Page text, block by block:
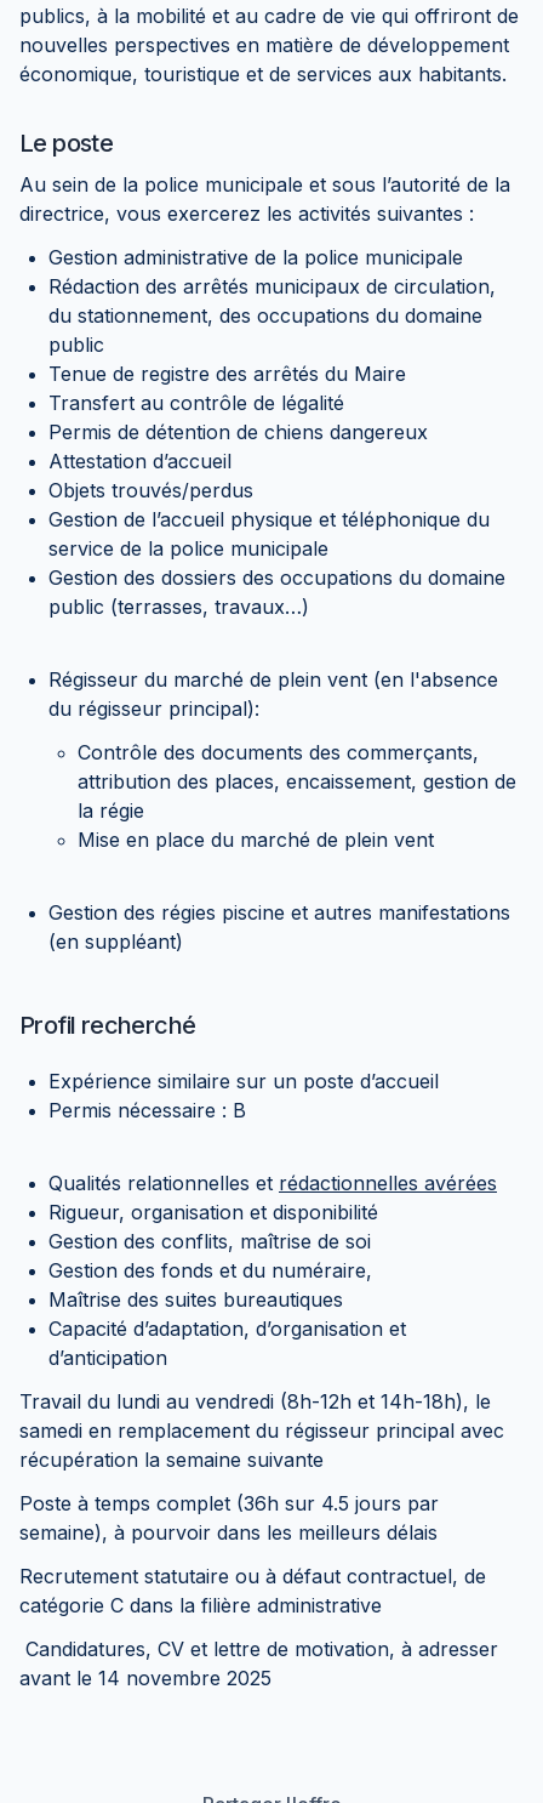
publics, à la mobilité et au cadre de vie qui offriront de
nouvelles perspectives en matière de développement
économique, touristique et de services aux habitants.
Le poste
Au sein de la police municipale et sous l’autorité de la
directrice, vous exercerez les activités suivantes :
Gestion administrative de la police municipale
Rédaction des arrêtés municipaux de circulation,
du stationnement, des occupations du domaine
public
Tenue de registre des arrêtés du Maire
Transfert au contrôle de légalité
Permis de détention de chiens dangereux
Attestation d’accueil
Objets trouvés/perdus
Gestion de l’accueil physique et téléphonique du
service de la police municipale
Gestion des dossiers des occupations du domaine
public (terrasses, travaux…)
Régisseur du marché de plein vent (en l'absence
du régisseur principal):
Contrôle des documents des commerçants,
attribution des places, encaissement, gestion de
la régie
Mise en place du marché de plein vent
Gestion des régies piscine et autres manifestations
(en suppléant)
Profil recherché
Expérience similaire sur un poste d’accueil
Permis nécessaire : B
Qualités relationnelles et rédactionnelles avérées
Rigueur, organisation et disponibilité
Gestion des conflits, maîtrise de soi
Gestion des fonds et du numéraire,
Maîtrise des suites bureautiques
Capacité d’adaptation, d’organisation et
d’anticipation
Travail du lundi au vendredi (8h-12h et 14h-18h), le
samedi en remplacement du régisseur principal avec
récupération la semaine suivante
Poste à temps complet (36h sur 4.5 jours par
semaine), à pourvoir dans les meilleurs délais
Recrutement statutaire ou à défaut contractuel, de
catégorie C dans la filière administrative
Candidatures, CV et lettre de motivation, à adresser
avant le 14 novembre 2025